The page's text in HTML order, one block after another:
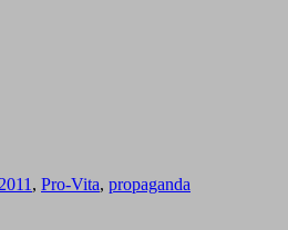
, Pro-Vita, propaganda